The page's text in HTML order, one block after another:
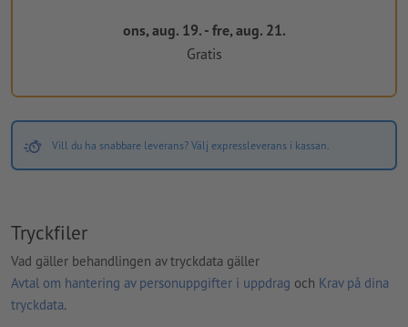
ons, aug. 19. - fre, aug. 21.
Gratis
Vill du ha snabbare leverans? Välj expressleverans i kassan.
Tryckfiler
Vad gäller behandlingen av tryckdata gäller
Avtal om hantering av personuppgifter i uppdrag och Krav på dina
tryckdata.